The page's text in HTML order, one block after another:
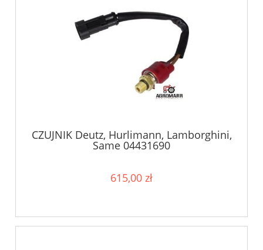
CZUJNIK Deutz, Hurlimann, Lamborghini,
Same 04431690
615,00 zł